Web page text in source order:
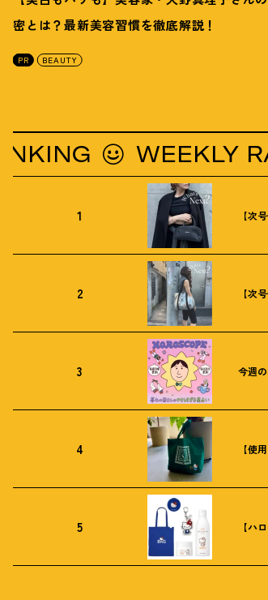
密とは？最新美容習慣を徹底解説 ！
PR BEAUTY
WEEKLY
1 【次
2 【次
3 今週
4 【使
5 【ハ